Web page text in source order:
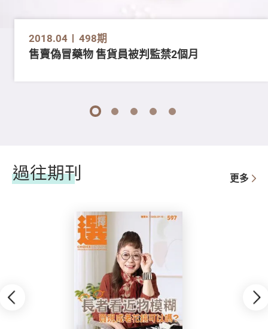
2018.04 498期
售賣偽冒藥物 售貨員被判監禁2個月
1 2 3 4 5
過往期刊 更多